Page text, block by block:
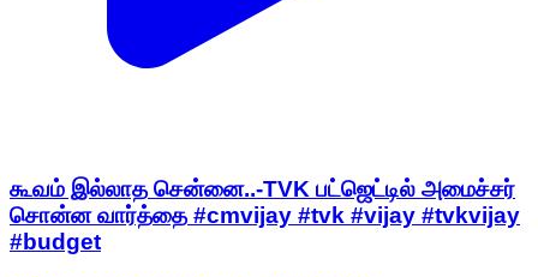
கூவம் இல்லாத சென்னை..-TVK பட்ஜெட்டில் அமைச்சர்
சொன்ன வார்த்தை #cmvijay #tvk #vijay #tvkvijay
#budget